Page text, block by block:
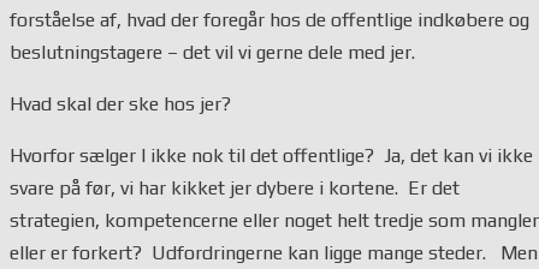
forståelse af, hvad der foregår hos de offentlige indkøbere og
beslutningstagere – det vil vi gerne dele med jer.
Hvad skal der ske hos jer?
Hvorfor sælger I ikke nok til det offentlige? Ja, det kan vi ikke
svare på før, vi har kikket jer dybere i kortene. Er det
strategien, kompetencerne eller noget helt tredje som mangler
eller er forkert? Udfordringerne kan ligge mange steder. Men